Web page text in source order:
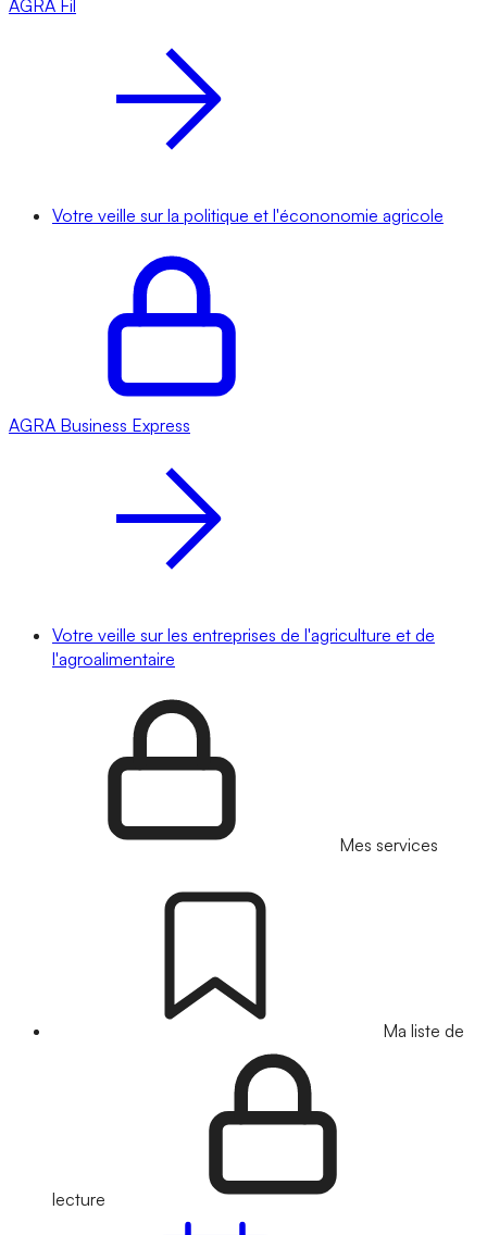
AGRA Fil
Votre veille sur la politique et l'écononomie agricole
AGRA Business Express
Votre veille sur les entreprises de l'agriculture et de
l'agroalimentaire
Mes services
Ma liste de
lecture